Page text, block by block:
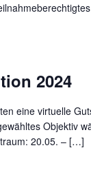
2024
eine virtuelle
Objektiv
20.05. – […]